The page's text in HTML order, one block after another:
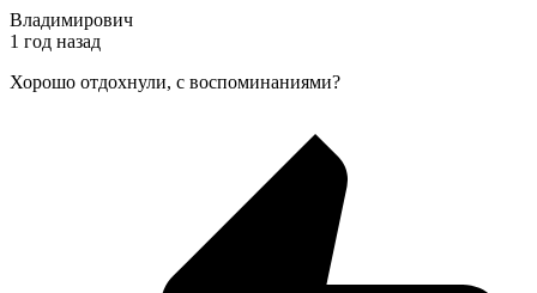
Владимирович
1 год назад
Хорошо отдохнули, с воспоминаниями?